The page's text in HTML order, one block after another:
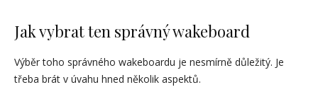
Jak vybrat ten správný wakeboard
Výběr toho správného wakeboardu je nesmírně důležitý. Je
třeba brát v úvahu hned několik aspektů.